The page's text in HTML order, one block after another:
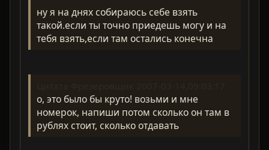
ну я на днях собираюсь себе взять
такой.если ты точно приедешь могу и на
тебя взять,если там остались конечна
о, это было бы круто! возьми и мне
номерок, напиши потом сколько он там в
рублях стоит, сколько отдавать